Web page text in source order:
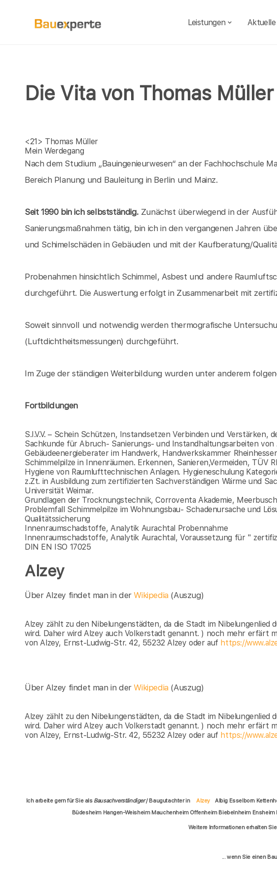
Leistungen
Die Vita von Thomas Müller
<21> Thomas Müller
Mein Werdegang
Nach dem Studium „Bauingenieurwesen“ an der Fachhochschule
Bereich Planung und Bauleitung in Berlin und Mainz.
Seit 1990 bin ich selbstständig. Zunächst überwiegend in der
Sanierungsmaßnahmen tätig, bin ich in den vergangenen Jahren
und Schimelschäden in Gebäuden und mit der Kaufberatung/
Probenahmen hinsichtlich Schimmel, Asbest und andere
durchgeführt. Die Auswertung erfolgt in Zusammenarbeit mit
Soweit sinnvoll und notwendig werden thermografische
(Luftdichtheitsmessungen) durchgeführt.
Im Zuge der ständigen Weiterbildung wurden unter anderem
Fortbildungen
S.I.V.V. – Schein Schützen, Instandsetzen Verbinden und Verstärken,
Sachkunde für Abruch- Sanierungs- und Instandhaltungsarbeiten von
Gebäudeenergieberater im Handwerk, Handwerkskammer
Schimmelpilze in Innenräumen. Erkennen, Sanieren,Vermeiden, TÜV
Hygiene von Raumlufttechnischen Anlagen. Hygieneschulung
z.Zt. in Ausbildung zum zertifizierten Sachverständigen Wärme und
Universität Weimar.
Grundlagen der Trocknungstechnik, Corroventa Akademie,
Problemfall Schimmelpilze im Wohnungsbau- Schadenursache und
Qualitätssicherung
Innenraumschadstoffe, Analytik Aurachtal Probennahme
Innenraumschadstoffe, Analytik Aurachtal, Voraussetzung für "
DIN EN ISO 17025
Alzey
Über Alzey findet man in derWikipedia (Auszug)
Alzey zählt zu den Nibelungenstädten, da die Stadt im Nibelungenlied
wird. Daher wird Alzey auch Volkerstadt genannt. ) noch mehr erfärt
von Alzey, Ernst-Ludwig-Str. 42, 55232 Alzey oder auf https://
Über Alzey findet man in derWikipedia (Auszug)
Alzey zählt zu den Nibelungenstädten, da die Stadt im Nibelungenlied
wird. Daher wird Alzey auch Volkerstadt genannt. ) noch mehr erfärt
von Alzey, Ernst-Ludwig-Str. 42, 55232 Alzey oder auf https://
Ich arbeite gern für Sie als Bausachverständiger/ Baugutachter in Alzey
Albig Esselborn
Büdesheim Hangen-Weisheim Mauchenheim Offenheim Biebelnheim
Weitere Informationen erhalten
... wenn Sie einen